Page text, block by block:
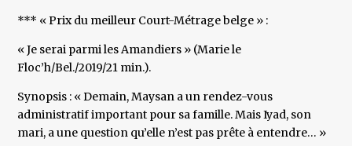
*** « Prix du meilleur Court-Métrage belge » :
« Je serai parmi les Amandiers » (Marie le
Floc’h/Bel./2019/21 min.).
Synopsis : « Demain, Maysan a un rendez-vous
administratif important pour sa famille. Mais Iyad, son
mari, a une question qu’elle n’est pas prête à entendre… »